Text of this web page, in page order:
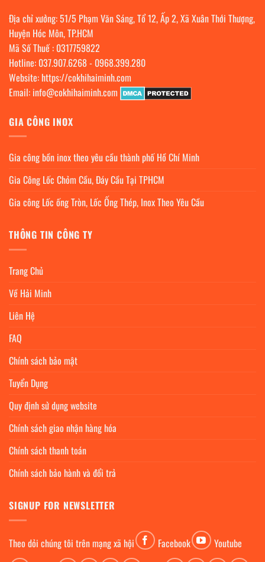
Địa chỉ xưởng: 51/5 Phạm Văn Sáng, Tổ 12, Ấp 2, Xã Xuân Thới Thượng,
Huyện Hóc Môn, TP.HCM
Mã Số Thuế : 0317759822
Hotline: 037.907.6268- 0968.399.280
Website: https://cokhihaiminh.com
Email: info@cokhihaiminh.com
GIA CÔNG INOX
Gia công bồn inox theo yêu cầu thành phố Hồ Chí Minh
Gia Công Lốc Chỏm Cầu, Đáy Cầu Tại TPHCM
Gia công Lốc ống Tròn, Lốc Ống Thép, Inox Theo Yêu Cầu
THÔNG TIN CÔNG TY
Trang Chủ
Về Hải Minh
Liên Hệ
FAQ
Chính sách bảo mật
Tuyển Dụng
Quy định sử dụng website
Chính sách giao nhận hàng hóa
Chính sách thanh toán
Chính sách bảo hành và đổi trả
SIGNUP FOR NEWSLETTER
Theo dỏi chúng tôi trên mạng xã hội Facebook Youtube